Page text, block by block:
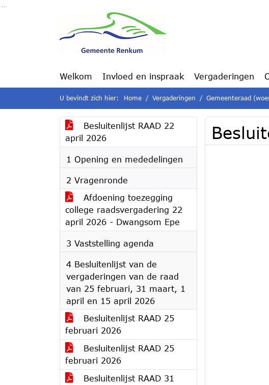
Ga naar de inhoud van deze pagina
Welkom Invloed en inspraak Vergaderingen
U bevindt zich hier: Home Vergaderingen Gemeenteraad
Besluitenlijst RAAD 22
april 2026
1 Opening en mededelingen
2 Vragenronde
Afdoening toezegging
college raadsvergadering 22
april 2026 - Dwangsom Epe
3 Vaststelling agenda
4 Besluitenlijst van de
vergaderingen van de raad
van 25 februari, 31 maart, 1
april en 15 april 2026
Besluitenlijst RAAD 25
februari 2026
Besluitenlijst RAAD 25
februari 2026
Besluitenlijst RAAD 31